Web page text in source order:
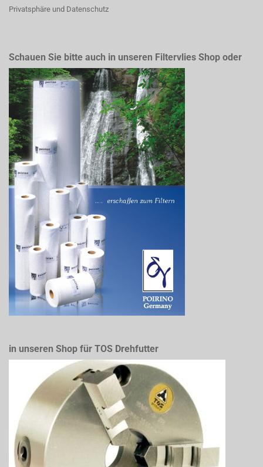
Privatsphäre und Datenschutz
Schauen Sie bitte auch in unseren Filtervlies Shop oder
in unseren Shop für TOS Drehfutter